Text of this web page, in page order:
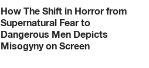
How The Shift in Horror from
Supernatural Fear to
Dangerous Men Depicts
Misogyny on Screen